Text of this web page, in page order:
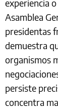
experiencia
Asamblea
presidentas
demuestra
organismos
persiste
concentra